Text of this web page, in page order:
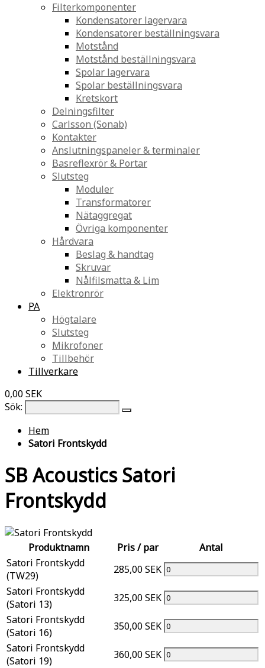
Filterkomponenter
Kondensatorer lagervara
Kondensatorer beställningsvara
Motstånd
Motstånd beställningsvara
Spolar lagervara
Spolar beställningsvara
Kretskort
Delningsfilter
Carlsson (Sonab)
Kontakter
Anslutningspaneler & terminaler
Basreflexrör & Portar
Slutsteg
Moduler
Transformatorer
Nätaggregat
Övriga komponenter
Hårdvara
Beslag & handtag
Skruvar
Nålfilsmatta & Lim
Elektronrör
PA
Högtalare
Slutsteg
Mikrofoner
Tillbehör
Tillverkare
0,00 SEK
Sök:
Hem
Satori Frontskydd
SB Acoustics Satori
Frontskydd
Produktnamn Pris / par
Antal
Satori Frontskydd
(TW29)
285,00 SEK
Satori Frontskydd
(Satori 13)
325,00 SEK
Satori Frontskydd
(Satori 16)
350,00 SEK
Satori Frontskydd
(Satori 19)
360,00 SEK